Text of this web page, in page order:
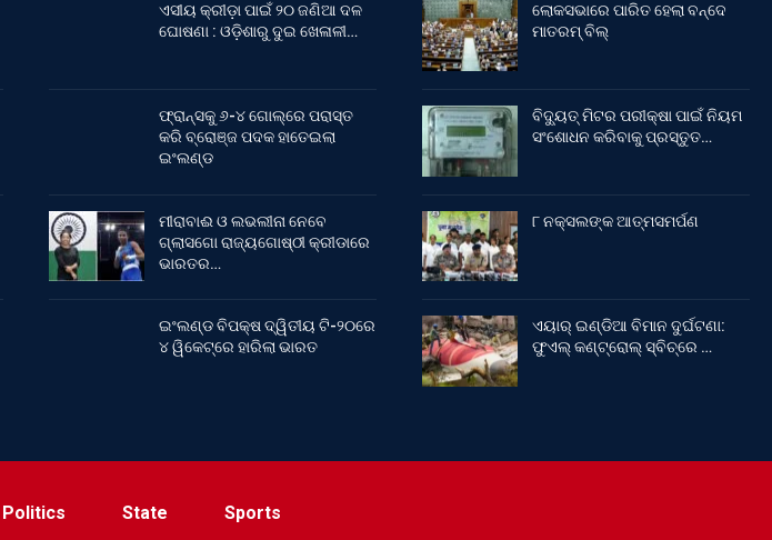
ଏସୀୟ କ୍ରୀଡ଼ା ପାଇଁ ୨୦ ଜଣିଆ ଦଳ
ଘୋଷଣା : ଓଡ଼ିଶାରୁ ଦୁଇ ଖେଳାଳୀ…
ଫ୍ରାନ୍ସକୁ ୬-୪ ଗୋଲ୍‌ରେ ପରାସ୍ତ
କରି ବ୍ରୋଞ୍ଜ ପଦକ ହାତେଇଲା
ଇଂଲଣ୍ଡ
ମୀରାବାଈ ଓ ଲଭଲୀନା ନେବେ
ଗ୍ଲାସଗୋ ରାଜ୍ୟଗୋଷ୍ଠୀ କ୍ରୀଡାରେ
ଭାରତର…
ଇଂଲଣ୍ଡ ବିପକ୍ଷ ଦ୍ୱିତୀୟ ଟି-୨୦ରେ
୪ ୱିକେଟ୍‌ରେ ହାରିଲା ଭାରତ
ଲୋକସଭାରେ ପାରିତ ହେଲା ବନ୍ଦେ
ମାତରମ୍‌ ବିଲ୍‌
ବିଦ୍ୟୁତ୍ ମିଟର ପରୀକ୍ଷା ପାଇଁ ନିୟମ
ସଂଶୋଧନ କରିବାକୁ ପ୍ରସ୍ତୁତ…
୮ ନକ୍ସଲଙ୍କ ଆତ୍ମସମର୍ପଣ
ଏୟାର୍ ଇଣ୍ଡିଆ ବିମାନ ଦୁର୍ଘଟଣା:
ଫୁଏଲ୍‌ କଣ୍ଟ୍ରୋଲ୍‌ ସ୍ବିଚ୍‌ରେ …
Politics State Sports